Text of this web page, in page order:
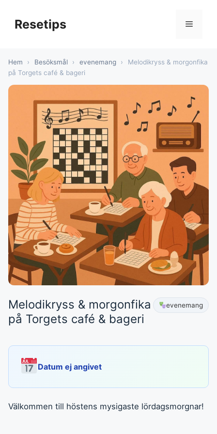
innehållResetips Meny
Hem › Besöksmål › evenemang ›
Melodikryss & morgonfika
på Torgets café & bageri
Melodikryss & morgonfika
på Torgets café & bageri
evenemang
Datum ej angivet
Välkommen till höstens mysigaste lördagsmorgnar!